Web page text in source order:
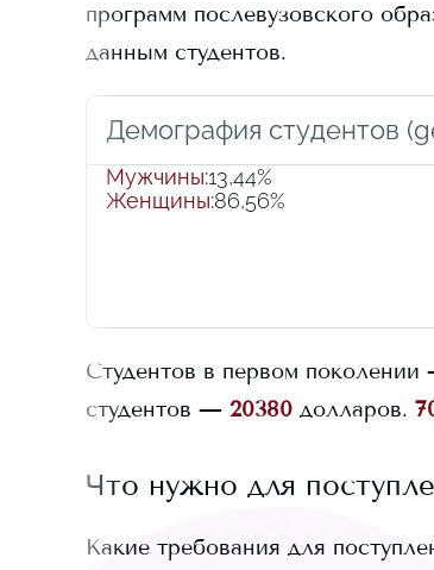
программ послевузовского
данным студентов.
Демография студентов
Мужчины:13,44%
Женщины:86,56%
Студентов в первом
студентов — 20380 долларов.
Что нужно для
Какие требования для